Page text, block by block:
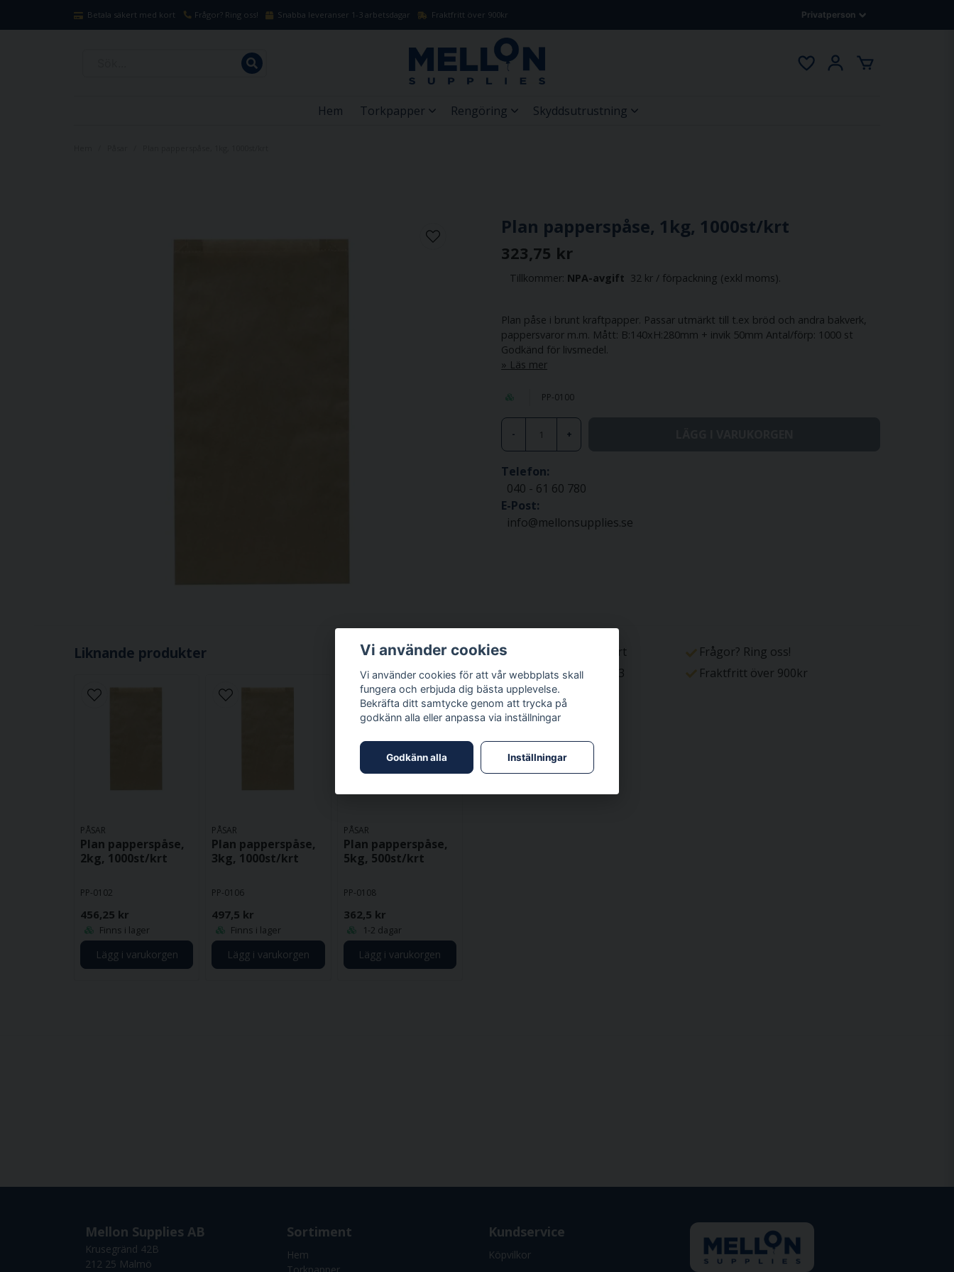
Betala säkert med kort Frågor? Ring oss! Snabba leveranser 1-3 arbetsdagar Fraktfritt över 900kr
Hem Torkpapper Rengöring Skyddsutrustning
Plan papperspåse, 1kg, 1000st/krt
323,75 kr
Tillkommer: NPA-avgift 32 kr / förpackning (exkl moms).
Plan påse i brunt kraftpapper. Passar utmärkt till t.ex bröd och andra bakverk,
pappersvaror m.m. Mått: B:140xH:280mm + invik 50mm Antal/förp: 1000 st
Godkänd för livsmedel.
Läs mer
PP-0100
- +
Telefon:
040 - 61 60 780
E-Post:
info@mellonsupplies.se
Liknande produkter
PÅSAR
Plan papperspåse,
2kg, 1000st/krt
PP-0102
456,25 kr
Finns i lager
Lägg i varukorgen
PÅSAR
Plan papperspåse,
3kg, 1000st/krt
PP-0106
497,5 kr
Finns i lager
Lägg i varukorgen
PÅSAR
Plan papperspåse,
5kg, 500st/krt
PP-0108
362,5 kr
1-2 dagar
Lägg i varukorgen
Betala säkert med kort
Frågor? Ring oss!
Snabba leveranser 1-3
arbetsdagar
Fraktfritt över 900kr
Mellon Supplies AB
Krusegränd 42B
212 25 Malmö
Sortiment
Hem
Torkpapper
Kundservice
Köpvilkor
Vi använder cookies
Vi använder cookies för att vår webbplats skall
fungera och erbjuda dig bästa upplevelse.
Bekräfta ditt samtycke genom att trycka på
godkänn alla eller anpassa via inställningar
Godkänn alla Inställningar